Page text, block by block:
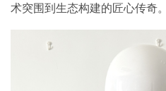
术突围到生态构建的匠心传奇。